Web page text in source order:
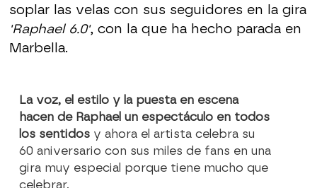
soplar las velas con sus seguidores en la gira
'Raphael 6.0', con la que ha hecho parada en
Marbella.
La voz, el estilo y la puesta en escena
hacen de Raphael un espectáculo en todos
los sentidos y ahora el artista celebra su
60 aniversario con sus miles de fans en una
gira muy especial porque tiene mucho que
celebrar.